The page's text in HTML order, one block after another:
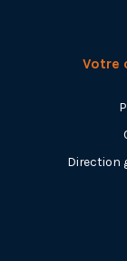
Votre
Direction